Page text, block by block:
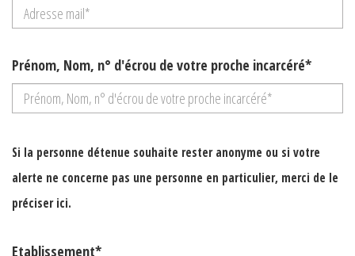
Prénom, Nom, n° d'écrou de votre proche incarcéré*
Si la personne détenue souhaite rester anonyme ou si votre
alerte ne concerne pas une personne en particulier, merci de le
préciser ici.
Etablissement*